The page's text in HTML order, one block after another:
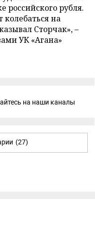
рубля.
колебаться на
Сторчак», –
УК «Агана»
на наши каналы
(27)